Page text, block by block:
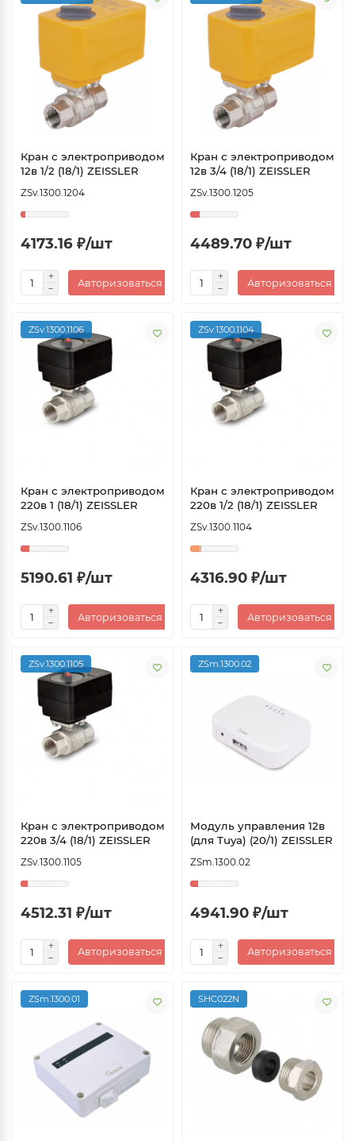
Кран с электроприводом
12в 1/2 (18/1) ZEISSLER
ZSv.1300.1204
4173.16 ₽/шт
Авторизоваться
Кран с электроприводом
12в 3/4 (18/1) ZEISSLER
ZSv.1300.1205
4489.70 ₽/шт
Авторизоваться
ZSv.1300.1106
Кран с электроприводом
220в 1 (18/1) ZEISSLER
ZSv.1300.1106
5190.61 ₽/шт
Авторизоваться
ZSv.1300.1104
Кран с электроприводом
220в 1/2 (18/1) ZEISSLER
ZSv.1300.1104
4316.90 ₽/шт
Авторизоваться
ZSv.1300.1105
Кран с электроприводом
220в 3/4 (18/1) ZEISSLER
ZSv.1300.1105
4512.31 ₽/шт
Авторизоваться
ZSm.1300.02
Модуль управления 12в
(для Tuya) (20/1) ZEISSLER
ZSm.1300.02
4941.90 ₽/шт
Авторизоваться
ZSm.1300.01 SHC022N